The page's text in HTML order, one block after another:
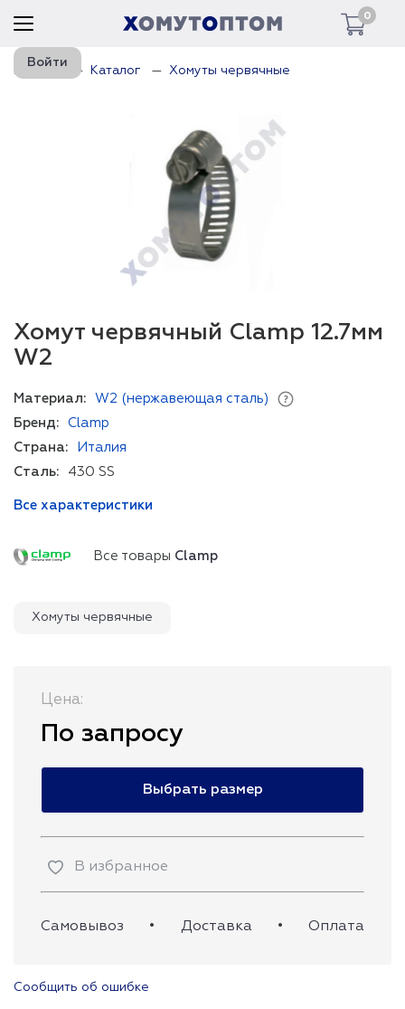
0
Войти
Главная Каталог Хомуты червячные
Хомут червячный Clamp 12.7мм
W2
Материал:
W2 (нержавеющая сталь)
Бренд:
Clamp
Страна:
Италия
Сталь:
430 SS
Все характеристики
Все товары Clamp
Хомуты червячные
Цена:
По запросу
Выбрать размер
В избранное
Самовывоз • Доставка • Оплата
Сообщить об ошибке